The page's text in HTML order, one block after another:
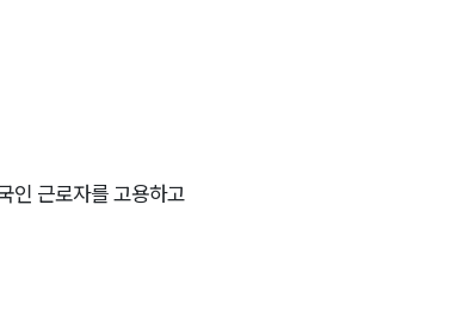
인 근로자를 고용하고